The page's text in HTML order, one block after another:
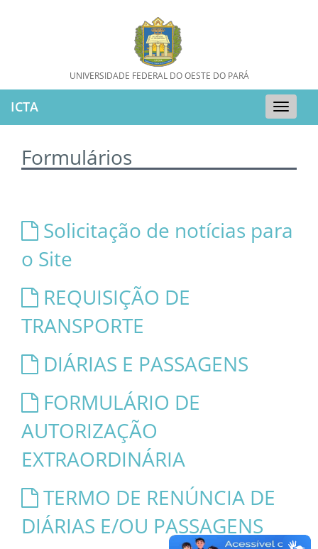
UNIVERSIDADE FEDERAL DO OESTE DO PARÁ
Toggle
ICTA
Formulários
Solicitação de notícias para
o Site
REQUISIÇÃO DE
TRANSPORTE
DIÁRIAS E PASSAGENS
FORMULÁRIO DE
AUTORIZAÇÃO
EXTRAORDINÁRIA
TERMO DE RENÚNCIA DE
DIÁRIAS E/OU PASSAGENS